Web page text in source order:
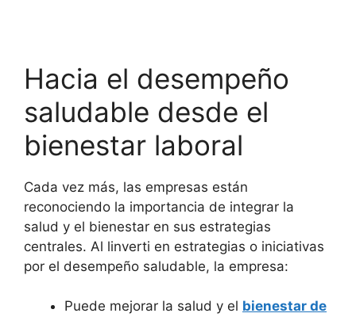
Hacia el desempeño
saludable desde el
bienestar laboral
Cada vez más, las empresas están
reconociendo la importancia de integrar la
salud y el bienestar en sus estrategias
centrales. Al linverti en estrategias o iniciativas
por el desempeño saludable, la empresa:
Puede mejorar la salud y el bienestar de